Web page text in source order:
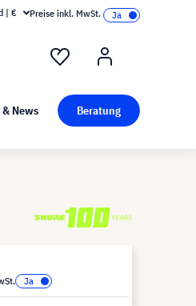
| € Preise inkl. MwSt.
News Beratung